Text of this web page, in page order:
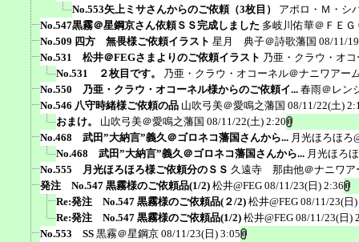
No.553矢上ミサさんからのご依頼（3枚目）
アポロ・Ｍ・シ
No.547黒霧＠星鋼京さん依頼ＳＳ完成しました 多岐川佑華＠ＦＥＧ
No.509 四方 無畏様ご依頼イラスト 星月 典子＠詩歌藩国 08/11/
No.531 松井＠FEGさまよりのご依頼イラスト 乃亜・クラウ・オ
No.531 ２枚目です。
乃亜・クラウ・オコーネル＠ナニワアー
No.550 乃亜・クラウ・オコーネル様からのご依頼イ... 春雨＠レン
No.546 八守時緒様ご依頼の品 山吹弓美＠愛鳴之藩国 08/11/22(土)
おまけ。
山吹弓美＠愛鳴之藩国 08/11/22(土) 2:20
No.468 武田”大納言”義久＠ゴロネコ藩国さんから... 月光ほろほろ
No.468 武田”大納言”義久＠ゴロネコ藩国さんから... 月光ほろ
No.555 月光ほろほろ様ご依頼分のＳＳ 久遠寺 那由他＠ナニワア
発注 No.547 黒霧様のご依頼品(1/2) 松井@FEG 08/11/23(日) 2:36
Re:発注 No.547 黒霧様のご依頼品(２/2) 松井@FEG 08/11/23(日
Re:発注 No.547 黒霧様のご依頼品(1/2) 松井@FEG 08/11/23(日)
No.553 SS 黒霧＠星鋼京 08/11/23(日) 3:05